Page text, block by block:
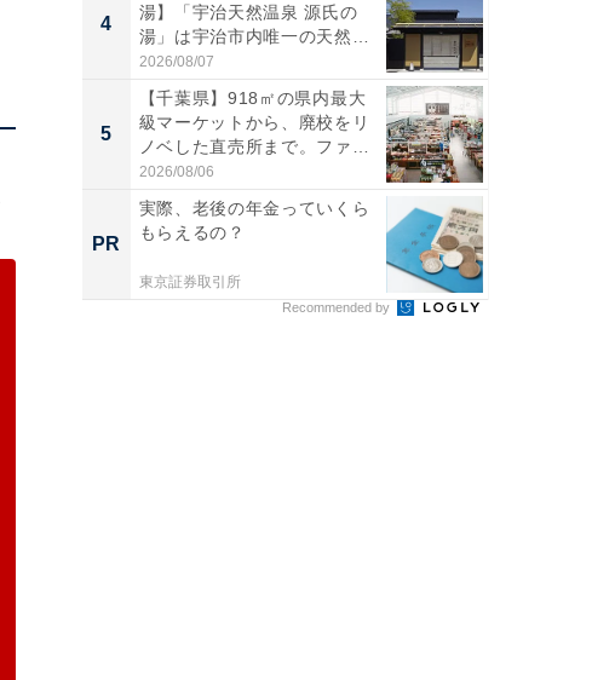
4
湯】「宇治天然温泉 源氏の
湯」は宇治市内唯一の天然温
泉と...
2026/08/07
5
【千葉県】918㎡の県内最大
級マーケットから、廃校をリ
ノベした直売所まで。ファ
ー...
2026/08/06
PR
実際、老後の年金っていくら
もらえるの？
東京証券取引所
Recommended by